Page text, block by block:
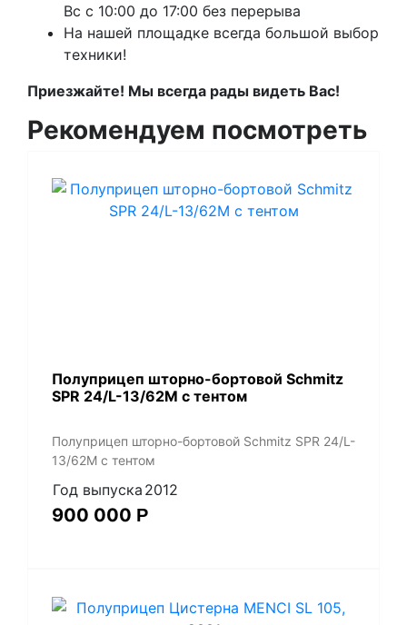
Вс с 10:00 до 17:00 без перерыва
На нашей площадке всегда большой выбор
техники!
Приезжайте! Мы всегда рады видеть Вас!
Рекомендуем посмотреть
Полуприцеп шторно-бортовой Schmitz
SPR 24/L-13/62M с тентом
Полуприцеп шторно-бортовой Schmitz SPR 24/L-
13/62M с тентом
Год выпуска 2012
900 000 Р